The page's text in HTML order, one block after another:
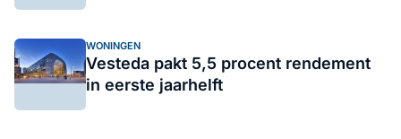
WONINGEN
Vesteda pakt 5,5 procent rendement
in eerste jaarhelft